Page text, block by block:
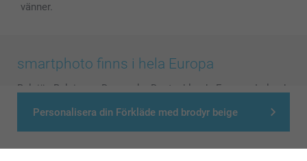
Personalisera din Förkläde med brodyr beige
vänner.
smartphoto finns i hela Europa
België Belgique Danmark Deutschland France
Ireland
Nederland - Norge Österreich Schweiz - Suisse